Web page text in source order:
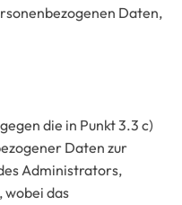
Daten,
die in Punkt 3.3 c)
Daten zur
Administrators,
wobei das